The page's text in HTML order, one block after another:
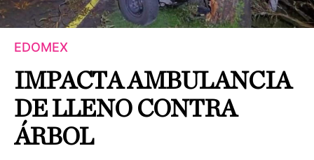
EDOMEX
IMPACTA AMBULANCIA
DE LLENO CONTRA
ÁRBOL